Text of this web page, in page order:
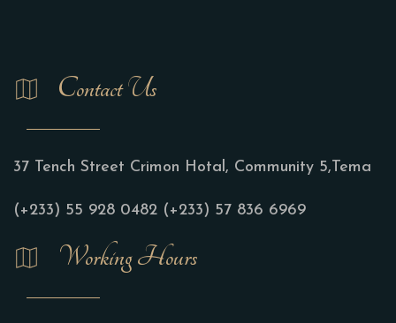
Contact Us
37 Tench Street Crimon Hotal, Community 5,Tema
(+233) 55 928 0482 (+233) 57 836 6969
Working Hours